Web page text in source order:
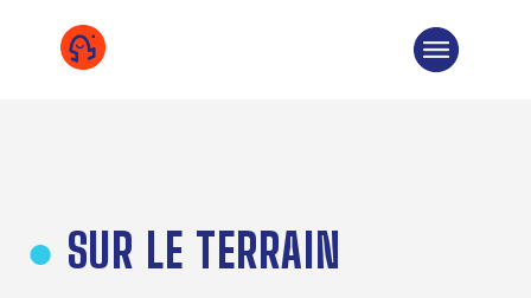
DEVENIR SOCIÉTAIRE
● SUR LE TERRAIN